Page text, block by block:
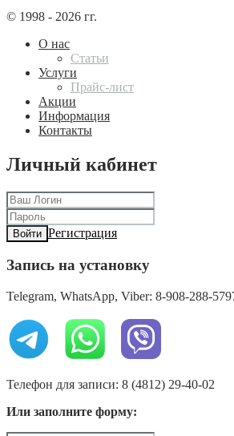
© 1998 - 2026 гг.
О нас
Статьи
Услуги
Прайс-лист
Акции
Информация
Контакты
Личный кабинет
Войти Регистрация
Запись на установку
Telegram, WhatsApp, Viber: 8-908-288-
Телефон для записи: 8 (4812) 29-40-02
Или заполните форму: